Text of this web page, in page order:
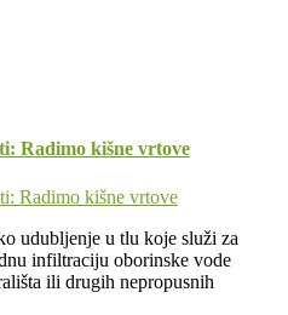
Radimo kišne vrtove
udubljenje u tlu koje služi za
infiltraciju oborinske vode
ili drugih nepropusnih